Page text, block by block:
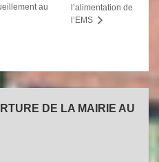
au
l’alimentation de
l’EMS
DE LA MAIRIE AU